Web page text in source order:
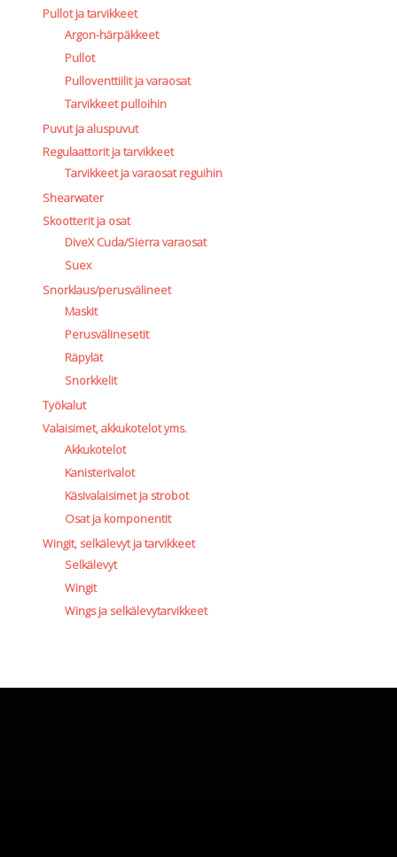
Pullot ja tarvikkeet
Argon-härpäkkeet
Pullot
Pulloventtiilit ja varaosat
Tarvikkeet pulloihin
Puvut ja aluspuvut
Regulaattorit ja tarvikkeet
Tarvikkeet ja varaosat reguihin
Shearwater
Skootterit ja osat
DiveX Cuda/Sierra varaosat
Suex
Snorklaus/perusvälineet
Maskit
Perusvälinesetit
Räpylät
Snorkkelit
Työkalut
Valaisimet, akkukotelot yms.
Akkukotelot
Kanisterivalot
Käsivalaisimet ja strobot
Osat ja komponentit
Wingit, selkälevyt ja tarvikkeet
Selkälevyt
Wingit
Wings ja selkälevytarvikkeet